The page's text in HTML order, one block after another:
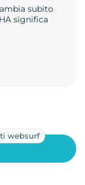
subito
significa
websurf